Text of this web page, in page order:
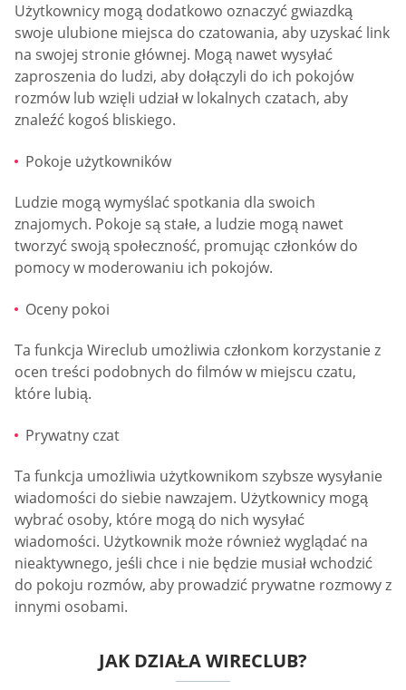
Użytkownicy mogą dodatkowo oznaczyć gwiazdką
swoje ulubione miejsca do czatowania, aby uzyskać link
na swojej stronie głównej. Mogą nawet wysyłać
zaproszenia do ludzi, aby dołączyli do ich pokojów
rozmów lub wzięli udział w lokalnych czatach, aby
znaleźć kogoś bliskiego.
Pokoje użytkowników
Ludzie mogą wymyślać spotkania dla swoich
znajomych. Pokoje są stałe, a ludzie mogą nawet
tworzyć swoją społeczność, promując członków do
pomocy w moderowaniu ich pokojów.
Oceny pokoi
Ta funkcja Wireclub umożliwia członkom korzystanie z
ocen treści podobnych do filmów w miejscu czatu,
które lubią.
Prywatny czat
Ta funkcja umożliwia użytkownikom szybsze wysyłanie
wiadomości do siebie nawzajem. Użytkownicy mogą
wybrać osoby, które mogą do nich wysyłać
wiadomości. Użytkownik może również wyglądać na
nieaktywnego, jeśli chce i nie będzie musiał wchodzić
do pokoju rozmów, aby prowadzić prywatne rozmowy z
innymi osobami.
JAK DZIAŁA WIRECLUB?